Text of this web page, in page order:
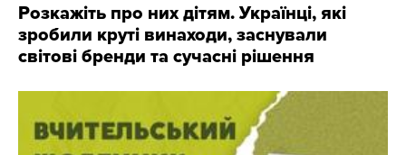
Розкажіть про них дітям. Українці, які
зробили круті винаходи, заснували
світові бренди та сучасні рішення